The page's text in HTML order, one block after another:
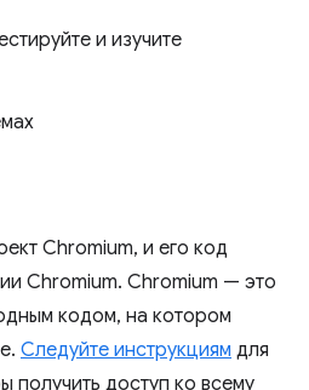
и изучите
Chromium, и его код
Chromium. Chromium — это
кодом, на котором
Следуйте инструкциям для
получить доступ ко всему